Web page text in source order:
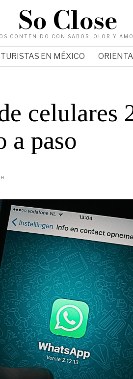
So Close
CONTENIDO CON SABOR, OLOR Y
EN MÉXICO
celulares
a paso